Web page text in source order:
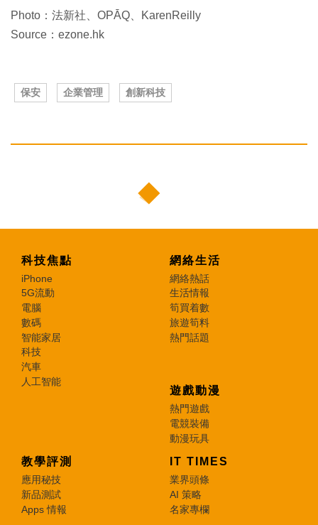
Photo：法新社、OPĀQ、KarenReilly
Source：ezone.hk
保安 企業管理 創新科技
科技焦點
iPhone
5G流動
電腦
數碼
智能家居
科技
汽車
人工智能
網絡生活
網絡熱話
生活情報
筍買着數
旅遊筍料
熱門話題
遊戲動漫
熱門遊戲
電競裝備
動漫玩具
教學評測
應用秘技
新品測試
Apps 情報
IT TIMES
業界頭條
AI 策略
名家專欄